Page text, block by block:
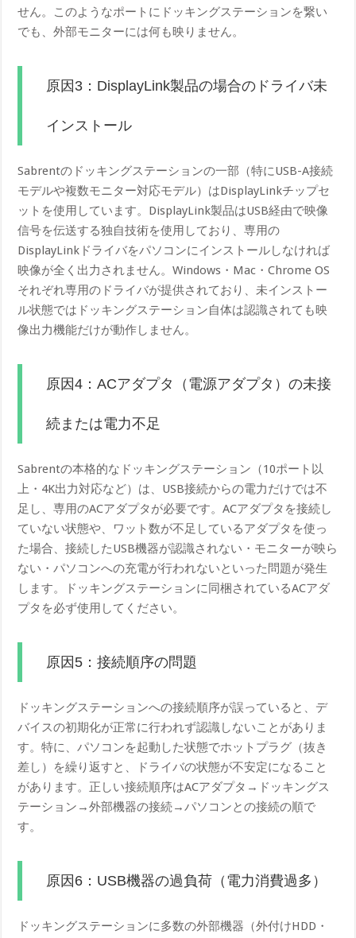
せん。このようなポートにドッキングステーションを繋い
でも、外部モニターには何も映りません。
原因3：DisplayLink製品の場合のドライバ未
インストール
Sabrentのドッキングステーションの一部（特にUSB-A接続
モデルや複数モニター対応モデル）はDisplayLinkチップセ
ットを使用しています。DisplayLink製品はUSB経由で映像
信号を伝送する独自技術を使用しており、専用の
DisplayLinkドライバをパソコンにインストールしなければ
映像が全く出力されません。Windows・Mac・Chrome OS
それぞれ専用のドライバが提供されており、未インストー
ル状態ではドッキングステーション自体は認識されても映
像出力機能だけが動作しません。
原因4：ACアダプタ（電源アダプタ）の未接
続または電力不足
Sabrentの本格的なドッキングステーション（10ポート以
上・4K出力対応など）は、USB接続からの電力だけでは不
足し、専用のACアダプタが必要です。ACアダプタを接続し
ていない状態や、ワット数が不足しているアダプタを使っ
た場合、接続したUSB機器が認識されない・モニターが映ら
ない・パソコンへの充電が行われないといった問題が発生
します。ドッキングステーションに同梱されているACアダ
プタを必ず使用してください。
原因5：接続順序の問題
ドッキングステーションへの接続順序が誤っていると、デ
バイスの初期化が正常に行われず認識しないことがありま
す。特に、パソコンを起動した状態でホットプラグ（抜き
差し）を繰り返すと、ドライバの状態が不安定になること
があります。正しい接続順序はACアダプタ→ドッキングス
テーション→外部機器の接続→パソコンとの接続の順で
す。
原因6：USB機器の過負荷（電力消費過多）
ドッキングステーションに多数の外部機器（外付けHDD・